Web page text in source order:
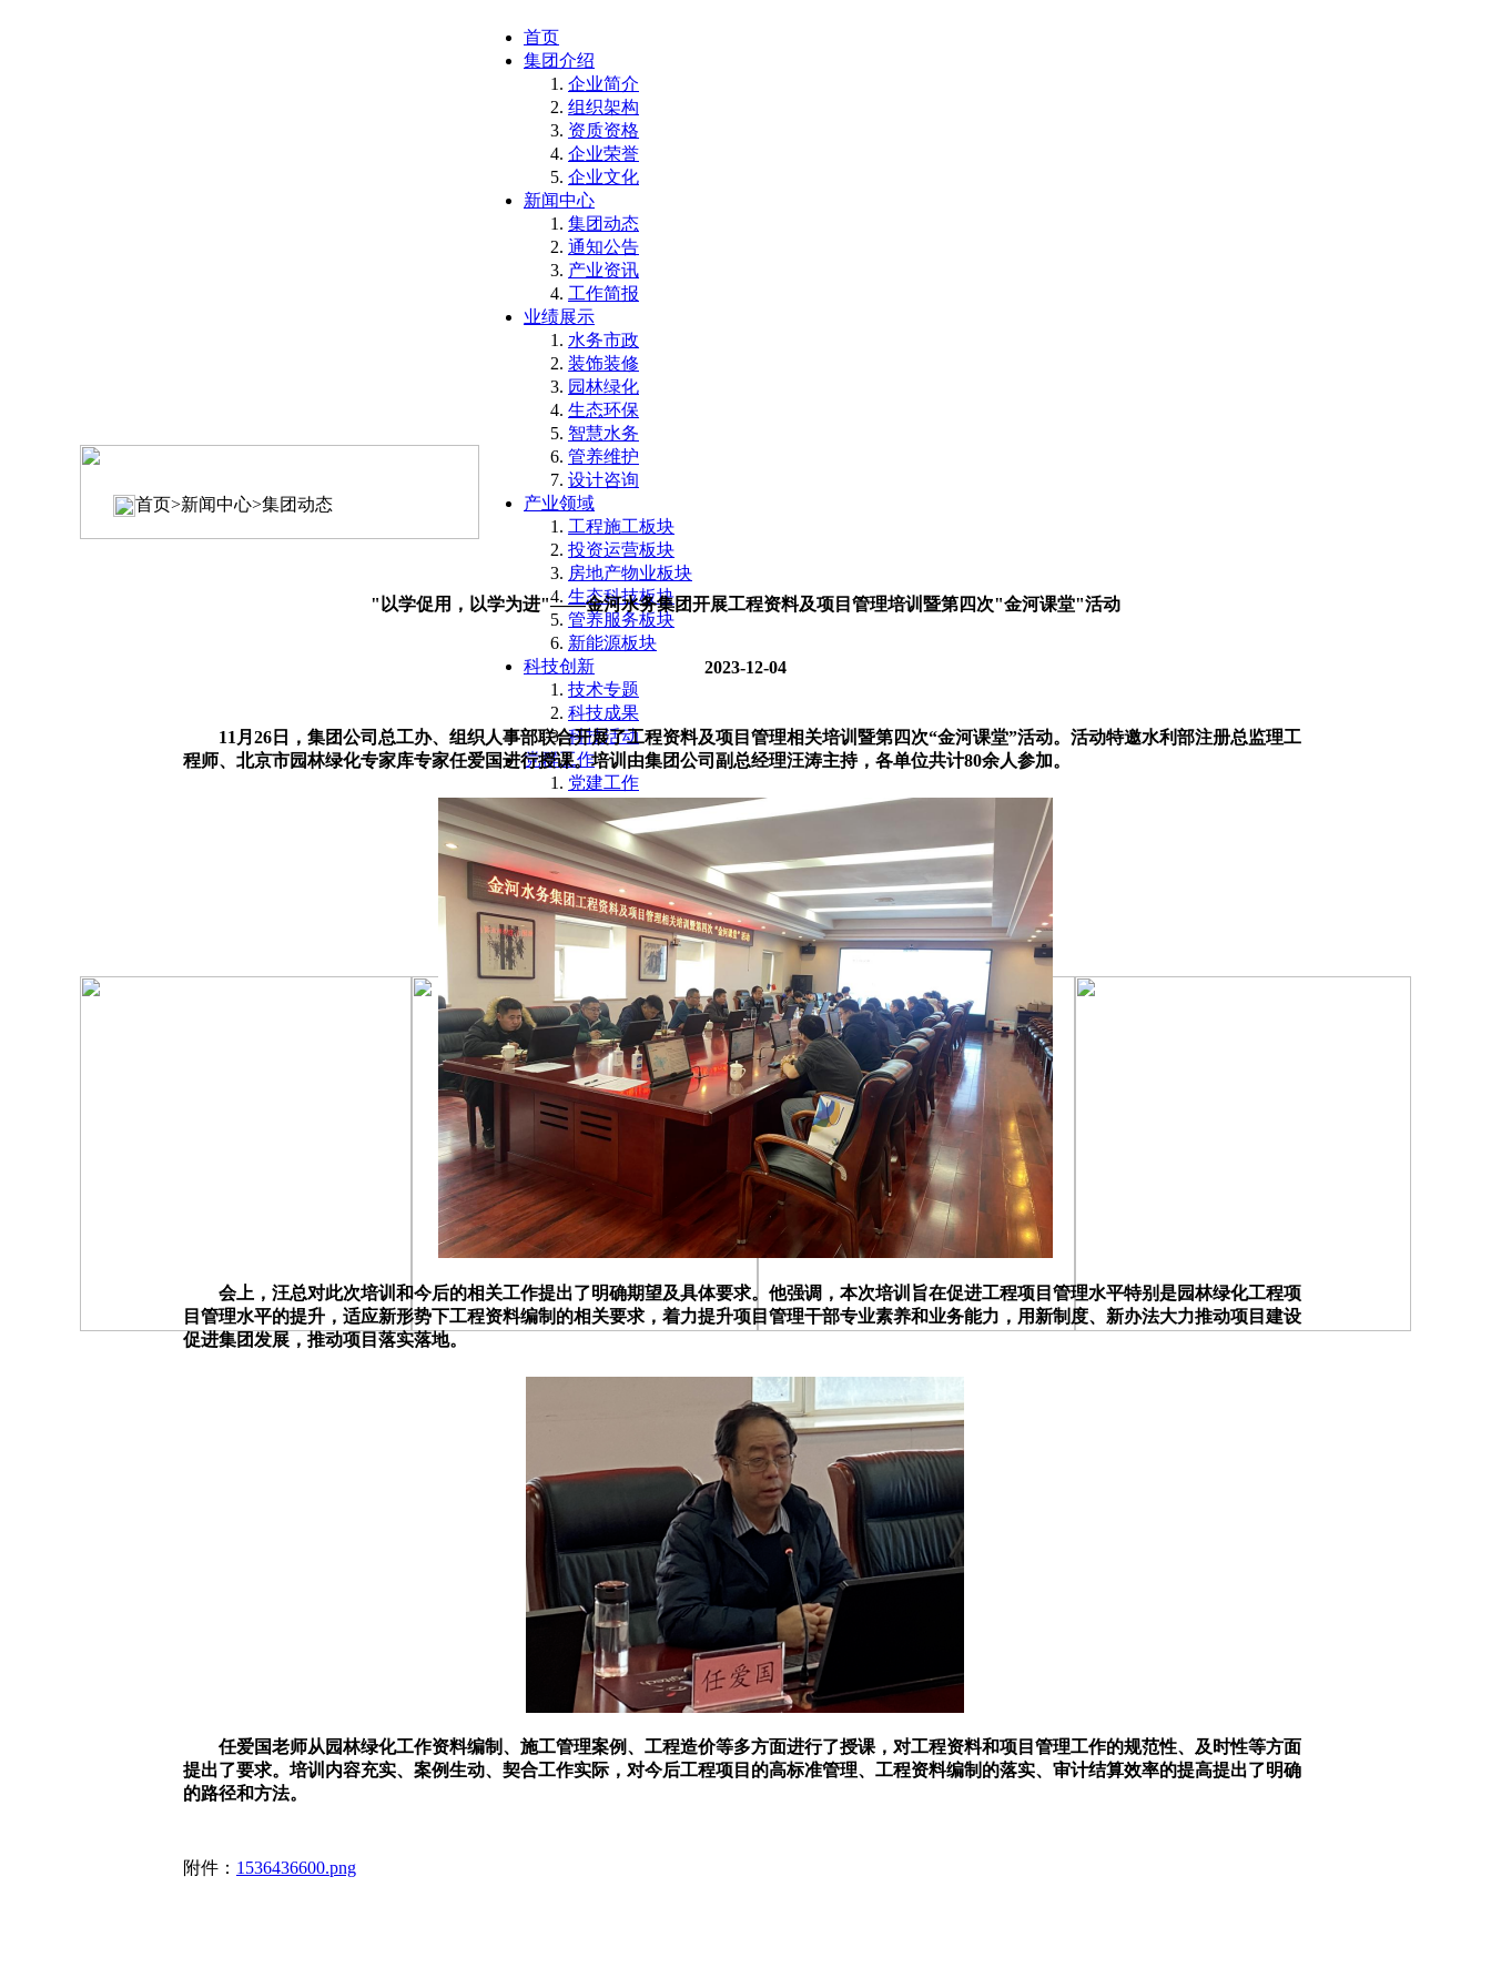
首页
集团介绍
企业简介
组织架构
资质资格
企业荣誉
企业文化
新闻中心
集团动态
通知公告
产业资讯
工作简报
业绩展示
水务市政
装饰装修
园林绿化
生态环保
智慧水务
管养维护
设计咨询
产业领域
工程施工板块
投资运营板块
房地产物业板块
生态科技板块
管养服务板块
新能源板块
科技创新
技术专题
科技成果
科技活动
党群工作
党建工作
工会工作
青年工作
社会责任
防汛抢险
扶贫捐赠
公益活动
中国水利企业协会水环境治理分会
首页>新闻中心>集团动态
"以学促用，以学为进"——金河水务集团开展工程资料及项目管理培训暨第四次"金河课堂"活动
2023-12-04
11月26日，集团公司总工办、组织人事部联合开展了工程资料及项目管理相关培训暨第四次“金河课堂”活动。活动特邀水利部注册总监理工
程师、北京市园林绿化专家库专家任爱国进行授课。培训由集团公司副总经理汪涛主持，各单位共计80余人参加。
会上，汪总对此次培训和今后的相关工作提出了明确期望及具体要求。他强调，本次培训旨在促进工程项目管理水平特别是园林绿化工程项
目管理水平的提升，适应新形势下工程资料编制的相关要求，着力提升项目管理干部专业素养和业务能力，用新制度、新办法大力推动项目建设
促进集团发展，推动项目落实落地。
任爱国老师从园林绿化工作资料编制、施工管理案例、工程造价等多方面进行了授课，对工程资料和项目管理工作的规范性、及时性等方面
提出了要求。培训内容充实、案例生动、契合工作实际，对今后工程项目的高标准管理、工程资料编制的落实、审计结算效率的提高提出了明确
的路径和方法。
附件： 1536436600.png